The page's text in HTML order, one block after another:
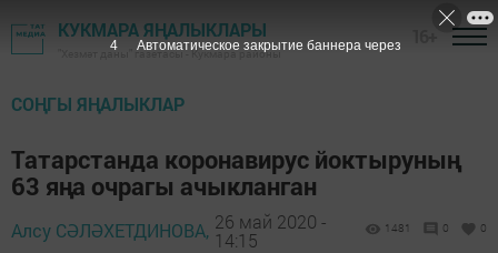
КУКМАРА ЯҢАЛЫКЛАРЫ
"Хезмәт даны" газетасы - Кукмара районы
СОҢГЫ ЯҢАЛЫКЛАР
Татарстанда коронавирус йоктыруның
63 яңа очрагы ачыкланган
Алсу СӘЛӘХЕТДИНОВА, 26 май 2020 -
14:15
1481 0 0
3 Автоматическое закрытие баннера через